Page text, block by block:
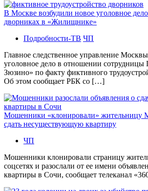
В Москве возбудили новое уголовное
дворниках в «Жилищнике»
Подробности-ТВ ЧП
Главное следственное управление
уголовное дело в отношении
Зюзино» по факту фиктивного
Об этом сообщает РБК со […]
Мошенники «клонировали» жительницу
сдать несуществующую квартиру
ЧП
Мошенники клонировали страницу
соцсетях и разослали от ее имени
квартиры в Сочи, сообщает телеканал